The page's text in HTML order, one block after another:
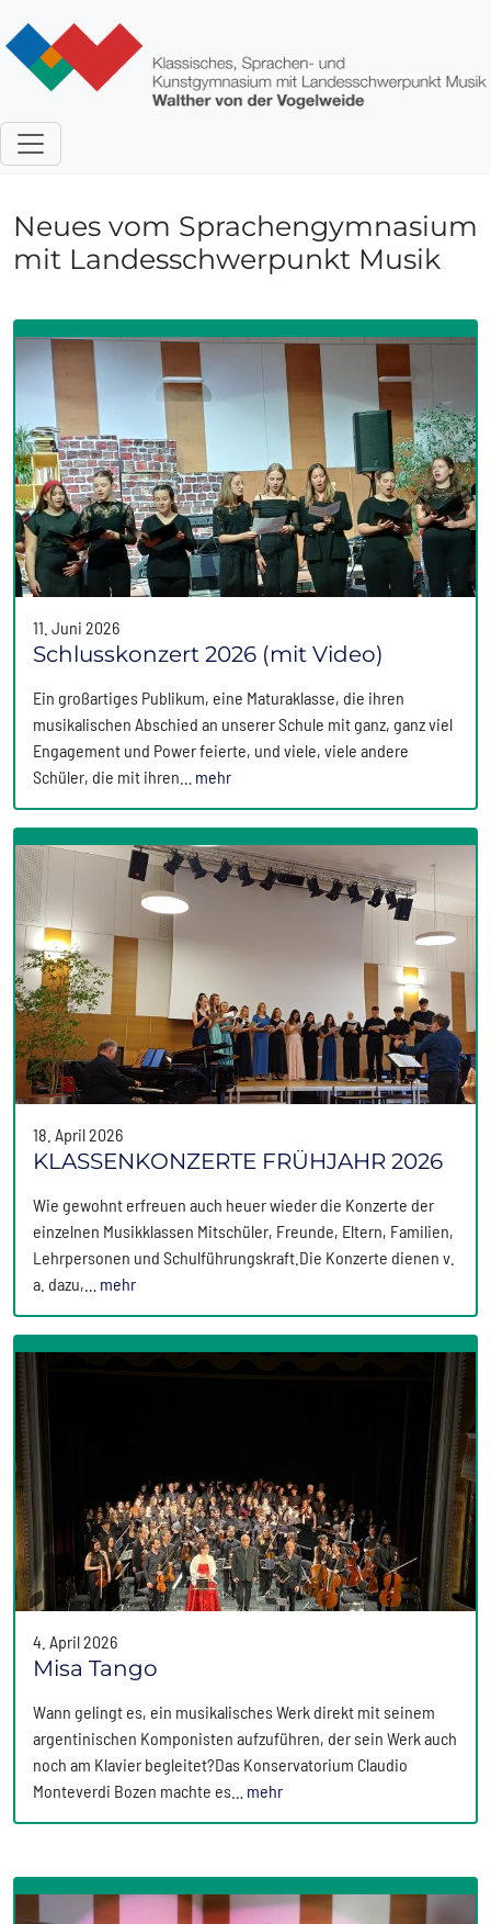
Neues vom Sprachengymnasium
mit Landesschwerpunkt Musik
11. Juni 2026
Schlusskonzert 2026 (mit Video)
Ein großartiges Publikum, eine Maturaklasse, die ihren
musikalischen Abschied an unserer Schule mit ganz, ganz viel
Engagement und Power feierte, und viele, viele andere
Schüler, die mit ihren… mehr
18. April 2026
KLASSENKONZERTE FRÜHJAHR 2026
Wie gewohnt erfreuen auch heuer wieder die Konzerte der
einzelnen Musikklassen Mitschüler, Freunde, Eltern, Familien,
Lehrpersonen und Schulführungskraft.Die Konzerte dienen v.
a. dazu,… mehr
4. April 2026
Misa Tango
Wann gelingt es, ein musikalisches Werk direkt mit seinem
argentinischen Komponisten aufzuführen, der sein Werk auch
noch am Klavier begleitet?Das Konservatorium Claudio
Monteverdi Bozen machte es… mehr